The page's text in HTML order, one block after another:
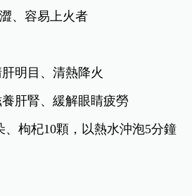
、容易上火者
明目、清熱降火
肝腎、緩解眼睛疲勞
、枸杞10顆，以熱水沖泡5分鐘